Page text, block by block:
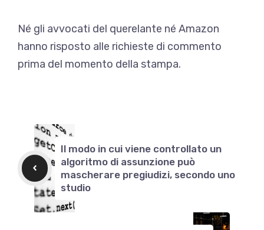
Né gli avvocati del querelante né Amazon
hanno risposto alle richieste di commento
prima del momento della stampa.
Il modo in cui viene controllato un
algoritmo di assunzione può
mascherare pregiudizi, secondo uno
studio